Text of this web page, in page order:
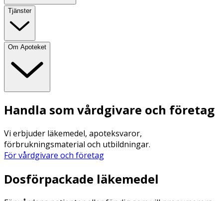
Tjänster
Om Apoteket
Handla som vårdgivare och företag
Vi erbjuder läkemedel, apoteksvaror,
förbrukningsmaterial och utbildningar.
För vårdgivare och företag
Dosförpackade läkemedel